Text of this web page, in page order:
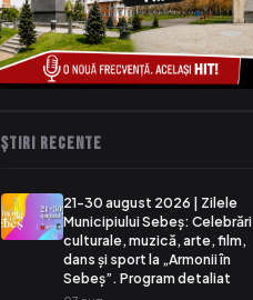
ȘTIRI RECENTE
21-30 august 2026 | Zilele
Municipiului Sebeș: Celebrări
culturale, muzică, arte, film,
dans și sport la „Armonii în
Sebeș”. Program detaliat